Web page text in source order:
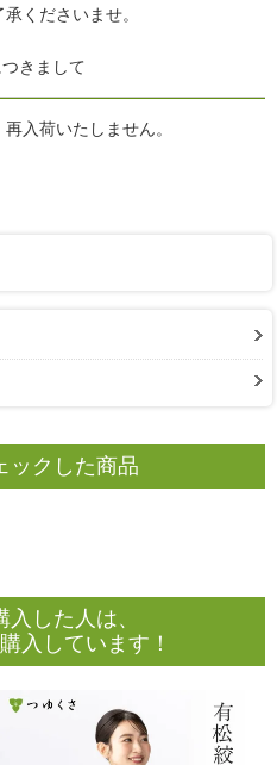
くださいませ。
きまして
入荷いたしません。
ックした商品
した人は、
入しています！